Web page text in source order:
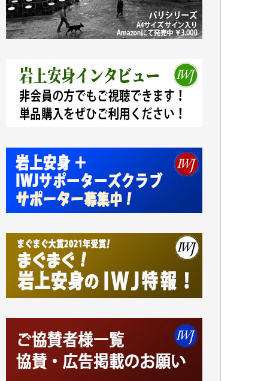
塩川 晃平 様
松本益美 様
井出 隆太 様
藤田英之 様
藤岡比左志 様
井出 隆太 様
小池説夫 様
諸般の事情によりIWJ会費払えず今は非会員
です。市民側に立つ講演会にIWJのカメラマ
ンをよく拝見しております。コンテンツが失
われるのはあまりにもったいない。少しでも
お役立てください。（H.O.様）
今日、僅かですがカンパしました。（T.M.
様）
今日、僅かですがカンパしました。IWJの危
機を乗り切るには到底及ばない額ですが病気
かねてよりIWJが発してきた膨大な取材記事
や解説記事、そして各界の方々とのインタビ
ューは大袈裟ではなく、極めて重要な知的財